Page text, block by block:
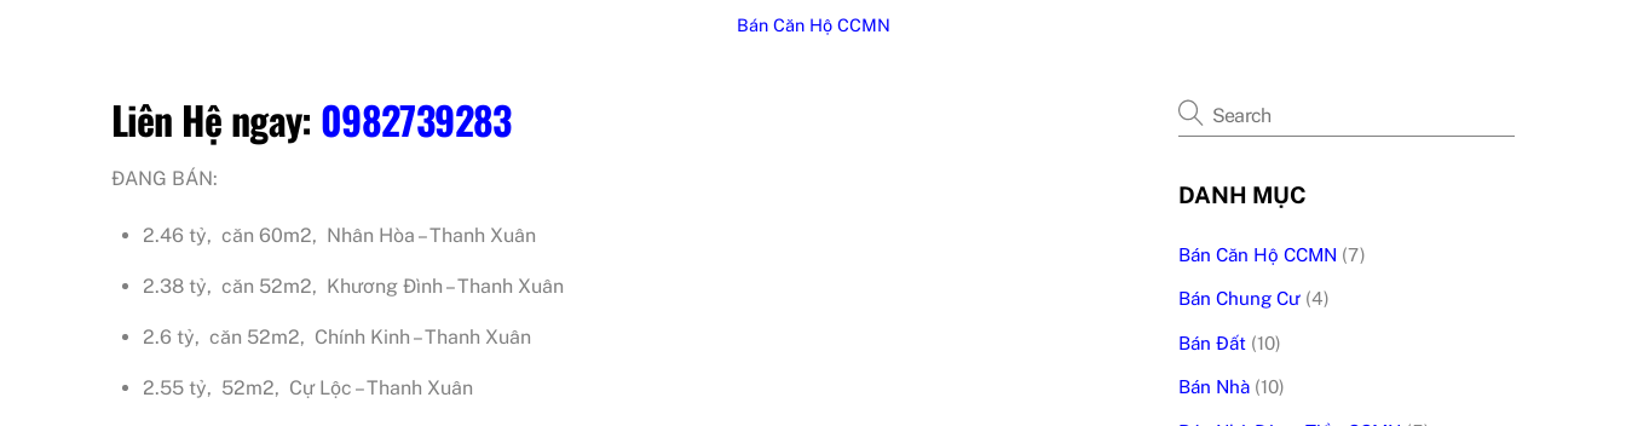
Bán Căn Hộ CCMN
Liên Hệ ngay: 0982739283
ĐANG BÁN:
2.46 tỷ, căn 60m2, Nhân Hòa – Thanh Xuân
2.38 tỷ, căn 52m2, Khương Đình – Thanh Xuân
2.6 tỷ, căn 52m2, Chính Kinh – Thanh Xuân
2.55 tỷ, 52m2, Cự Lộc – Thanh Xuân
DANH MỤC
Bán Căn Hộ CCMN (7)
Bán Chung Cư(4)
Bán Đất(10)
Bán Nhà(10)